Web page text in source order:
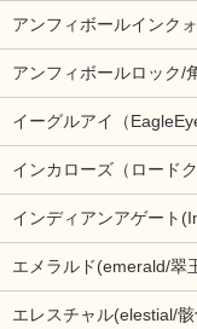
アンフィボールインク
アンフィボールロック/
イーグルアイ（
インカローズ（ロード
インディアンアゲート
エメラルド(emerald/翠
エレスチャル(elestial/